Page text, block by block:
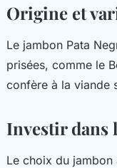
Origine et
Le jambon Pata
prisées, comme le
confère à la viande
Investir dans
Le choix du